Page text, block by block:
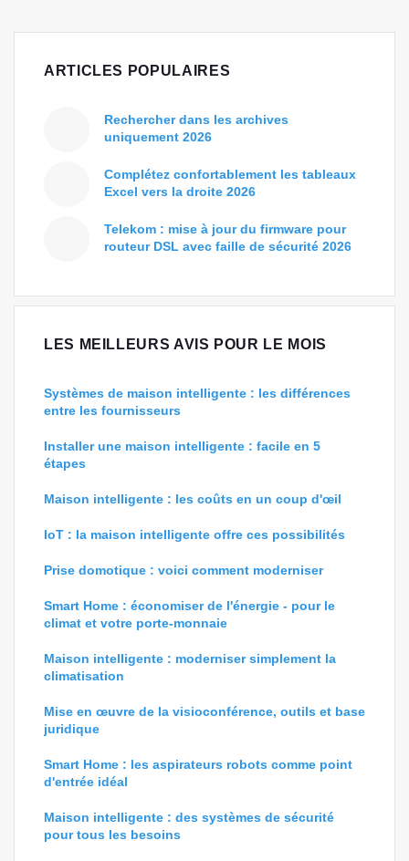
ARTICLES POPULAIRES
Rechercher dans les archives
uniquement 2026
Complétez confortablement les tableaux
Excel vers la droite 2026
Telekom : mise à jour du firmware pour
routeur DSL avec faille de sécurité 2026
LES MEILLEURS AVIS POUR LE MOIS
Systèmes de maison intelligente : les différences
entre les fournisseurs
Installer une maison intelligente : facile en 5
étapes
Maison intelligente : les coûts en un coup d'œil
IoT : la maison intelligente offre ces possibilités
Prise domotique : voici comment moderniser
Smart Home : économiser de l'énergie - pour le
climat et votre porte-monnaie
Maison intelligente : moderniser simplement la
climatisation
Mise en œuvre de la visioconférence, outils et base
juridique
Smart Home : les aspirateurs robots comme point
d'entrée idéal
Maison intelligente : des systèmes de sécurité
pour tous les besoins